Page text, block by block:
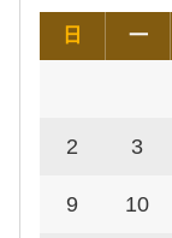
日 一
2 3
9 10